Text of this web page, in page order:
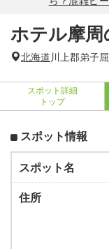
ホテル摩周
北海道川上郡弟子
スポット詳細
トップ
スポット情報
スポット名
住所